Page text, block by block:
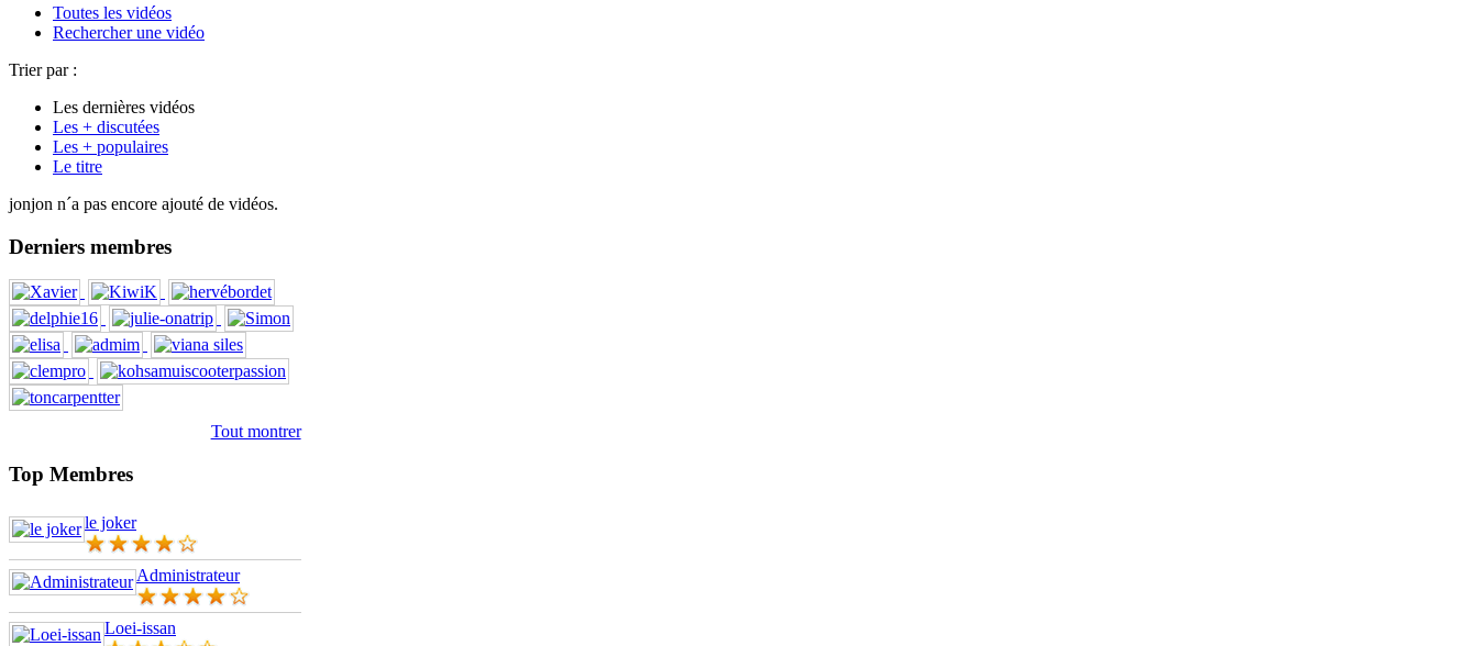
Toutes les vidéos
Rechercher une vidéo
Trier par :
Les dernières vidéos
Les + discutées
Les + populaires
Le titre
jonjon n´a pas encore ajouté de vidéos.
Derniers membres
Tout montrer
Top Membres
le joker
Administrateur
Loei-issan